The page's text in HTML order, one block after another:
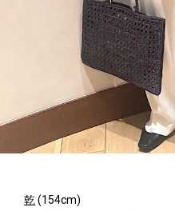
乾(154cm)